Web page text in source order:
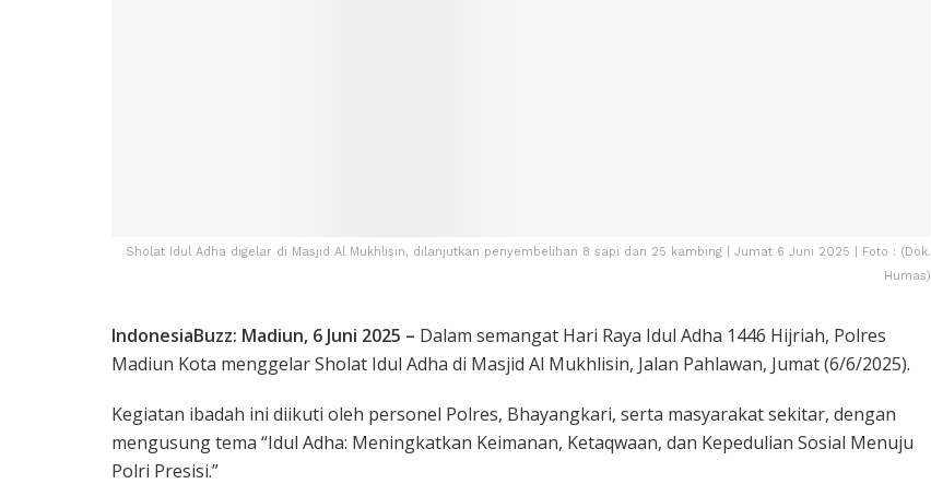
Sholat Idul Adha digelar di Masjid Al Mukhlisin, dilanjutkan penyembelihan 8 sapi dan 25 kambing | Jumat 6 Juni 2025 | Foto : (Dok.
Humas)
IndonesiaBuzz: Madiun, 6 Juni 2025 – Dalam semangat Hari Raya Idul Adha 1446 Hijriah, Polres
Madiun Kota menggelar Sholat Idul Adha di Masjid Al Mukhlisin, Jalan Pahlawan, Jumat (6/6/2025).
Kegiatan ibadah ini diikuti oleh personel Polres, Bhayangkari, serta masyarakat sekitar, dengan
mengusung tema “Idul Adha: Meningkatkan Keimanan, Ketaqwaan, dan Kepedulian Sosial Menuju
Polri Presisi.”